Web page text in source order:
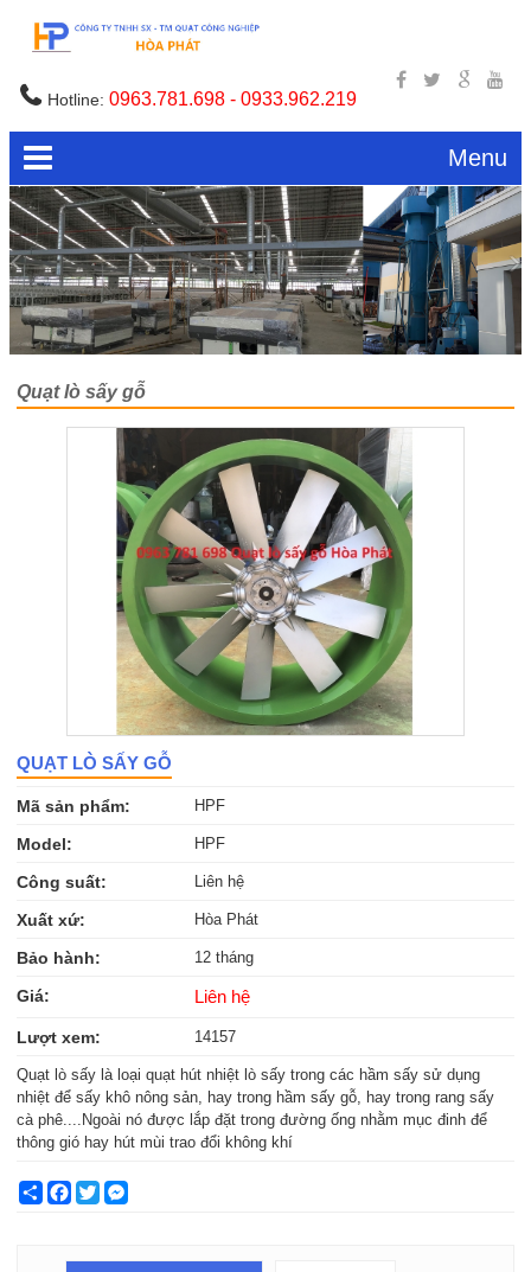
Hotline:0963.781.698 - 0933.962.219
Menu
Quạt lò sấy gỗ
QUẠT LÒ SẤY GỖ
Mã sản phẩm: HPF
Model: HPF
Công suất: Liên hệ
Xuất xứ: Hòa Phát
Bảo hành: 12 tháng
Giá: Liên hệ
Lượt xem: 14157
Quạt lò sấy là loại quạt hút nhiệt lò sấy trong các hầm sấy sử dụng
nhiệt để sấy khô nông sản, hay trong hầm sấy gỗ, hay trong rang sấy
cà phê....Ngoài nó được lắp đặt trong đường ống nhằm mục đinh để
thông gió hay hút mùi trao đổi không khí
ShareFacebook
Twitter